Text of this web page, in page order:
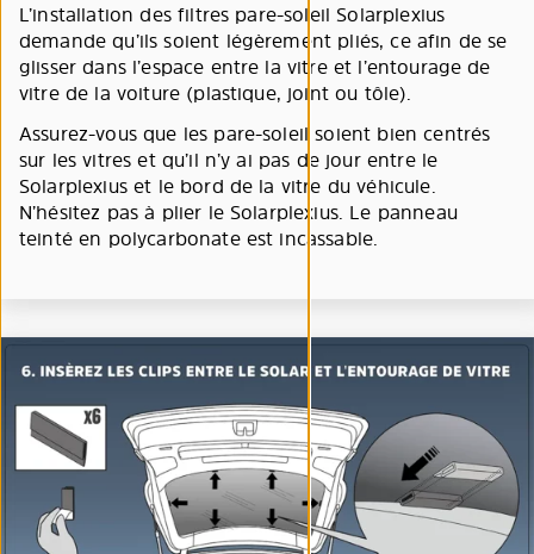
L’installation des filtres pare-soleil Solarplexius
demande qu’ils soient légèrement pliés, ce afin de se
glisser dans l’espace entre la vitre et l’entourage de
vitre de la voiture (plastique, joint ou tôle).
Assurez-vous que les pare-soleil soient bien centrés
sur les vitres et qu’il n’y ai pas de jour entre le
Solarplexius et le bord de la vitre du véhicule.
N’hésitez pas à plier le Solarplexius. Le panneau
teinté en polycarbonate est incassable.